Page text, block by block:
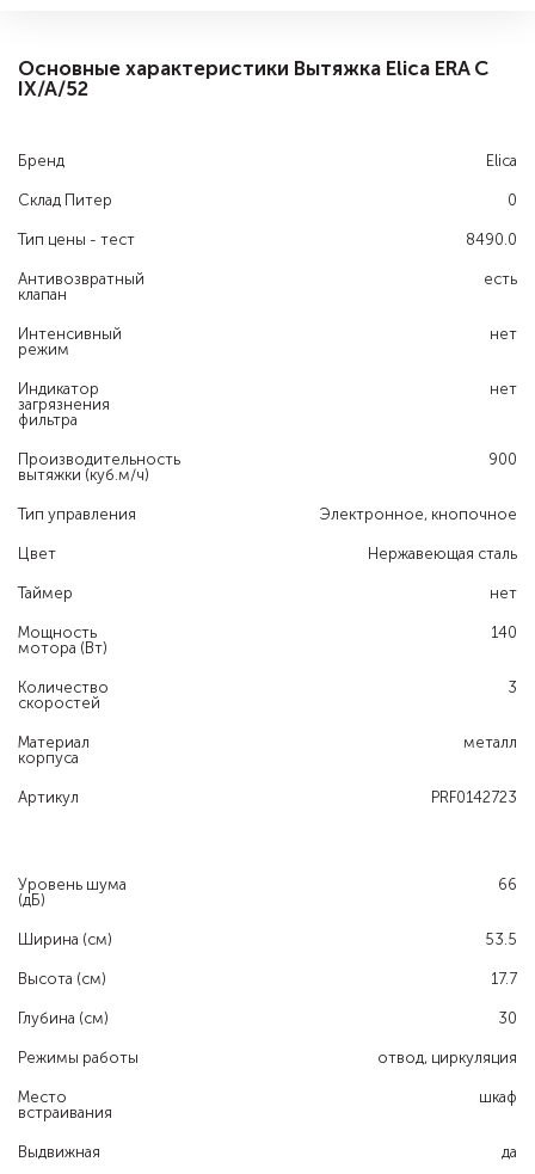
Основные характеристики Вытяжка Elica ERA C
IX/A/52
Бренд Elica
Склад Питер 0
Тип цены - тест 8490.0
Антивозвратный
клапан
есть
Интенсивный
режим
нет
Индикатор
загрязнения
фильтра
нет
Производительность
вытяжки (куб.м/ч)
900
Тип управления Электронное, кнопочное
Цвет Нержавеющая сталь
Таймер нет
Мощность
мотора (Вт)
140
Количество
скоростей
3
Материал
корпуса
металл
Артикул PRF0142723
Уровень шума
(дБ)
66
Ширина (см) 53.5
Высота (см) 17.7
Глубина (см) 30
Режимы работы отвод, циркуляция
Место
встраивания
шкаф
Выдвижная да